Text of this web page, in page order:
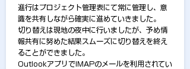
進行はプロジェクト管理表にて常に管理し、意
識を共有しながら確実に進めていきました。
切り替えは現地の夜中に行いましたが、予め情
報共有に努めた結果スムーズに切り替えを終え
ることができました。
OutlookアプリでIMAPのメールを利用されてい